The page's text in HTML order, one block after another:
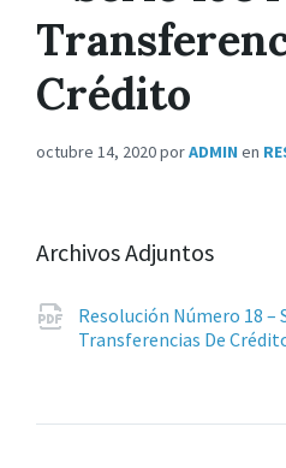
Crédito
octubre 14, 2020porADMIN en
Archivos Adjuntos
Resolución Número 18 –
Transferencias De